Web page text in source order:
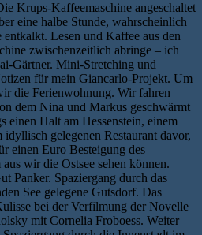
Krups-Kaffeemaschine angeschaltet
eine halbe Stunde, wahrscheinlich
Lesen und Kaffee aus den
zwischenzeitlich abringe – ich
Gärtner. Mini-Stretching und
für mein Giancarlo-Projekt. Um
die Ferienwohnung. Wir fahren
dem Nina und Markus geschwärmt
einen Halt am Hessenstein, einem
gelegenen Restaurant davor,
einen Euro Besteigung des
wir die Ostsee sehen können.
Panker. Spaziergang durch das
See gelegene Gutsdorf. Das
bei der Verfilmung der Novelle
mit Cornelia Froboess. Weiter